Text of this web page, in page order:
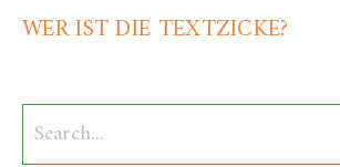
WER IST DIE TEXTZICKE?